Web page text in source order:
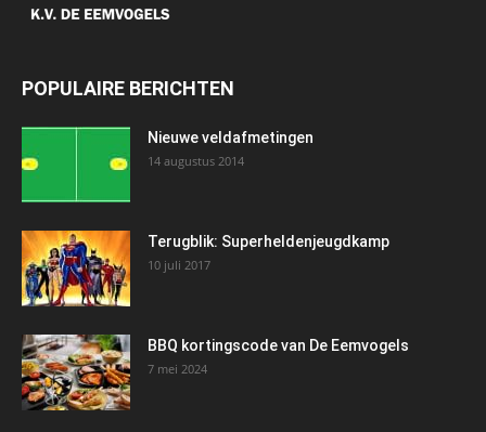
POPULAIRE BERICHTEN
Nieuwe veldafmetingen
14 augustus 2014
Terugblik: Superheldenjeugdkamp
10 juli 2017
BBQ kortingscode van De Eemvogels
7 mei 2024